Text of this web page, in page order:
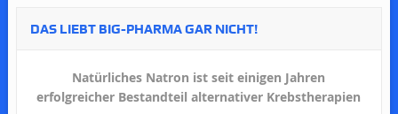
DAS LIEBT BIG-PHARMA GAR NICHT!
Natürliches Natron ist seit einigen Jahren
erfolgreicher Bestandteil alternativer Krebstherapien